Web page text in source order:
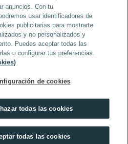
Blog FaqsContacto
Condiciones Generales
Expertia Formación
anuncios. Con tu
usar identificadores de
publicitarias para mostrarte
y no personalizados y
Puedes aceptar todas las
o configurar tus preferencias.
de cookies
todas las cookies
todas las cookies